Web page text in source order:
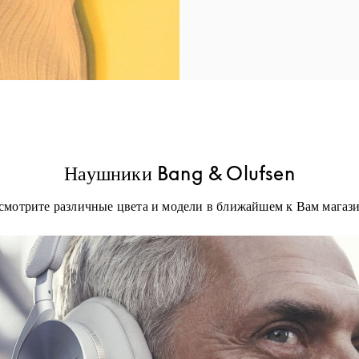
Наушники Bang & Olufsen
различные цвета и модели в ближайшем к Вам